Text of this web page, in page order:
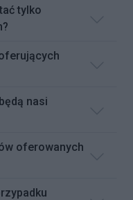
tylko
nasi
oferowanych